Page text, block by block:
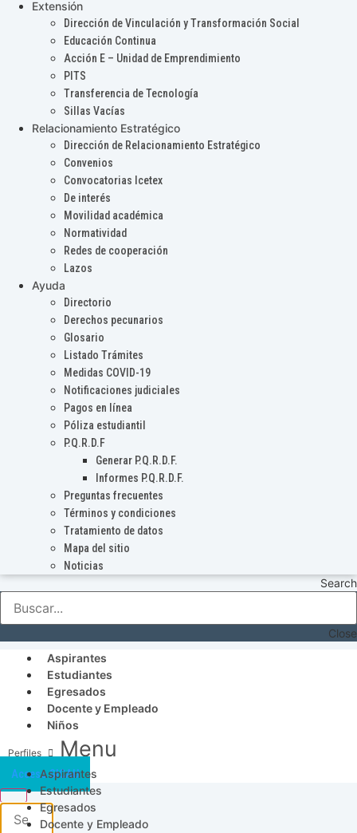
Extensión
Dirección de Vinculación y Transformación Social
Educación Continua
Acción E – Unidad de Emprendimiento
PITS
Transferencia de Tecnología
Sillas Vacías
Relacionamiento Estratégico
Dirección de Relacionamiento Estratégico
Convenios
Convocatorias Icetex
De interés
Movilidad académica
Normatividad
Redes de cooperación
Lazos
Ayuda
Directorio
Derechos pecunarios
Glosario
Listado Trámites
Medidas COVID-19
Notificaciones judiciales
Pagos en línea
Póliza estudiantil
P.Q.R.D.F
Generar P.Q.R.D.F.
Informes P.Q.R.D.F.
Preguntas frecuentes
Términos y condiciones
Tratamiento de datos
Mapa del sitio
Noticias
Search
Close
Aspirantes
Estudiantes
Egresados
Docente y Empleado
Niños
Menu
Aspirantes
Estudiantes
Egresados
Docente y Empleado
Acceso SICAU